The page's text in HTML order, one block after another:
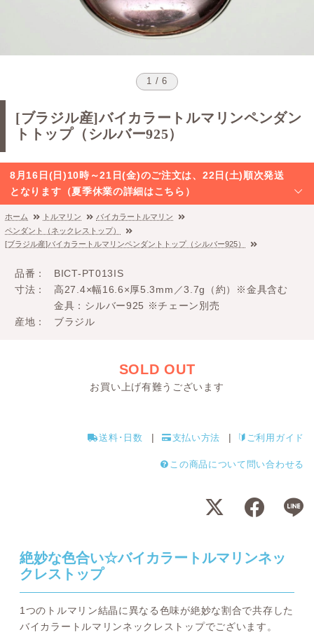
1 / 6
[ブラジル産]バイカラートルマリンペンダン
トトップ（シルバー925）
8月16日(日)10時～21日(金)のご注文は、22日(土)順次発送
となります（夏季休業の詳細はこちら）
ホーム トルマリン
バイカラートルマリン
ペンダント（ネックレストップ）
[ブラジル産]バイカラートルマリンペンダントトップ（シルバー925）
品番
BICT-PT013IS
寸法
高27.4×幅16.6×厚5.3mm／3.7g（約）※金具含む
金具：シルバー925 ※チェーン別売
産地
ブラジル
SOLD OUT
お買い上げ有難うございます
送料･日数 支払い方法 ご利用ガイド
この商品について問い合わせる
絶妙な色合い☆バイカラートルマリンネッ
クレストップ
1つのトルマリン結晶に異なる色味が絶妙な割合で共存した
バイカラートルマリンネックレストップでございます。